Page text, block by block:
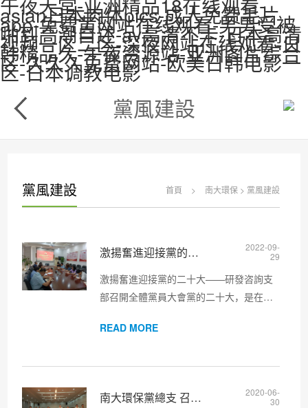
asian日本肉体pics-成人免费毛片
app-免费黄网站在线观看-男男受被
啪到高潮自述-av高清不卡-日本高清
视频一区二区-深夜网站在线观看-日
韩精品久-午夜资源站-亚洲图片综合
区-久久久免费网站-欧美日韩电影一
区-日本调教电影
黨風建設
黨風建設 首頁 > 南大環保> 黨風建設
激揚奮進迎接黨的二十大
2022-09-
29
激揚奮進迎接黨的二十大——研發咨詢支
部召開全體黨員大會黨的二十大，是在進
關鍵時刻召開的一次十分重要的大會，是
發咨詢支部召開全體黨員大會...
READ MORE
南大環保黨總支 召開慶祝建黨99周年全體黨員大會
2020-06-
30